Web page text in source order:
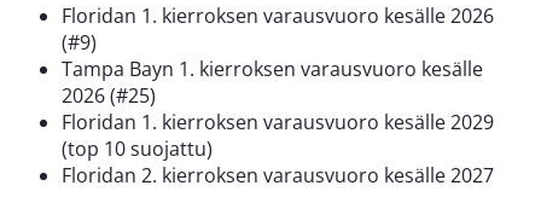
Floridan 1. kierroksen varausvuoro kesälle 2026
(#9)
Tampa Bayn 1. kierroksen varausvuoro kesälle
2026 (#25)
Floridan 1. kierroksen varausvuoro kesälle 2029
(top 10 suojattu)
Floridan 2. kierroksen varausvuoro kesälle 2027